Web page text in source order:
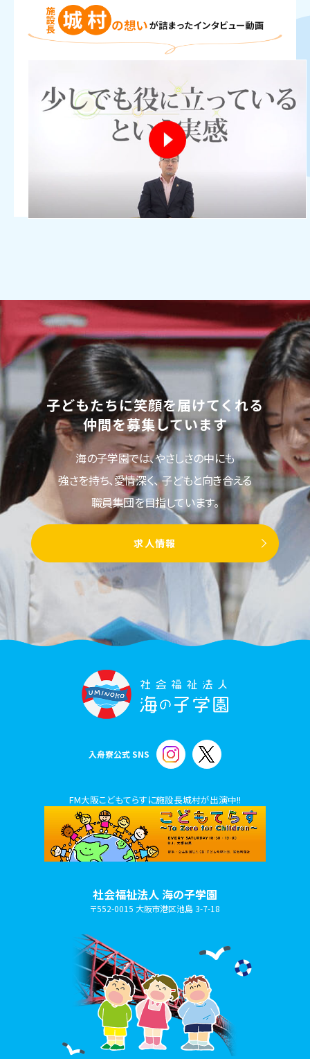
子どもたちに笑顔を届けてくれる
仲間を募集しています
海の子学園では、やさしさの中にも
強さを持ち、愛情深く、子どもと向き合える
職員集団を目指しています。
求人情報
入舟寮公式 SNS
FM大阪こどもてらすに施設長城村が出演中!!
社会福祉法人 海の子学園
〒552-0015 大阪市港区池島 3-7-18